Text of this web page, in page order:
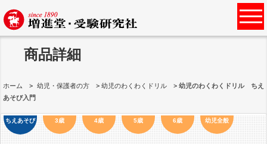
商品詳細
ホーム 幼児・保護者の方 幼児のわくわくドリル
幼児のわくわくドリル ちえ
あそび入門
ちえあそび 3歳 4歳 5歳 6歳 幼児全般